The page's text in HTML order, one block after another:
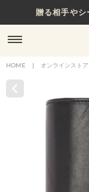
贈る相手や
HOME | オンラインストア